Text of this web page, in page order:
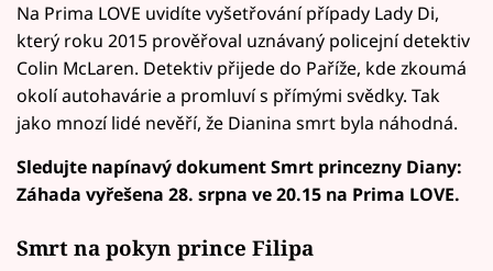
Na Prima LOVE uvidíte vyšetřování případy Lady Di,
který roku 2015 prověřoval uznávaný policejní detektiv
Colin McLaren. Detektiv přijede do Paříže, kde zkoumá
okolí autohavárie a promluví s přímými svědky. Tak
jako mnozí lidé nevěří, že Dianina smrt byla náhodná.
Sledujte napínavý dokument Smrt princezny Diany:
Záhada vyřešena 28. srpna ve 20.15 na Prima LOVE.
Smrt na pokyn prince Filipa